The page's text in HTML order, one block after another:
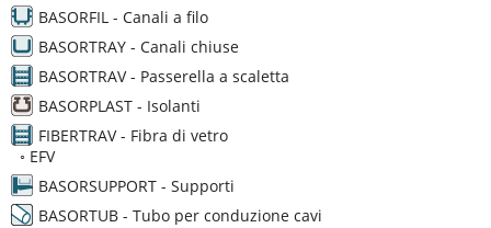
BASORFIL - Canali a filo
BASORTRAY - Canali chiuse
BASORTRAV - Passerella a scaletta
BASORPLAST - Isolanti
FIBERTRAV - Fibra di vetro
◦ EFV
BASORSUPPORT - Supporti
BASORTUB - Tubo per conduzione cavi